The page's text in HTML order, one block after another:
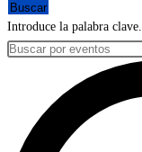
enero,
2024
Buscar
Introduce la palabra